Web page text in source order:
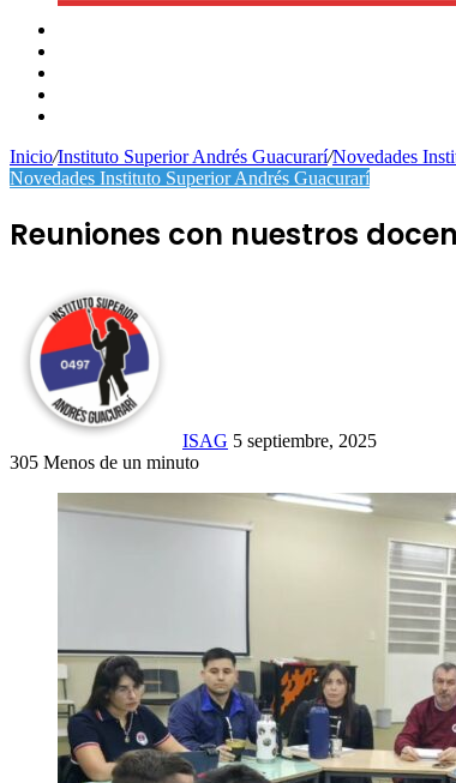
Inicio/Instituto Superior Andrés Guacurarí/Novedades
Novedades Instituto Superior Andrés Guacurarí
Reuniones con nuestros
ISAG 5 septiembre, 2025
305 Menos de un minuto